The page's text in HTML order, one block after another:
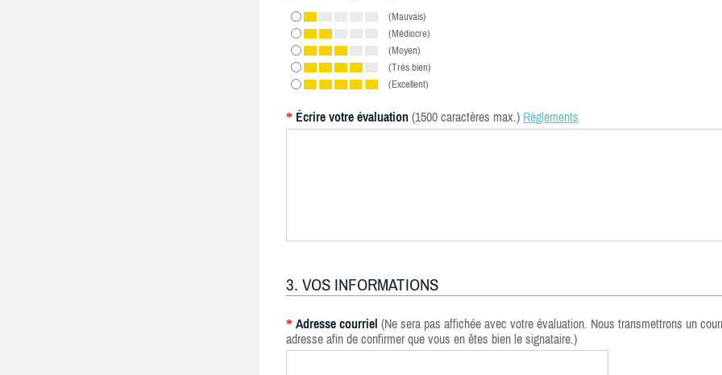
(Mauvais)
(Médiocre)
(Moyen)
(Très bien)
(Excellent)
* Écrire votre évaluation (1500 caractères max.) Règlements
3. VOS INFORMATIONS
* Adresse courriel (Ne sera pas affichée avec votre évaluation. Nous transmettrons un
adresse afin de confirmer que vous en êtes bien le signataire.)